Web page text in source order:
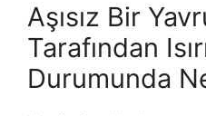
Aşısız Bir
Tarafından
Durumunda